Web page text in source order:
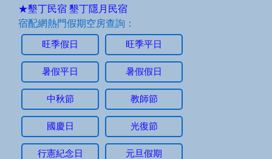
★墾丁民宿 墾丁隱月民宿
宿配網熱門假期空房查詢：
旺季假日 旺季平日
暑假平日 暑假假日
中秋節 教師節
國慶日 光復節
行憲紀念日 元旦假期